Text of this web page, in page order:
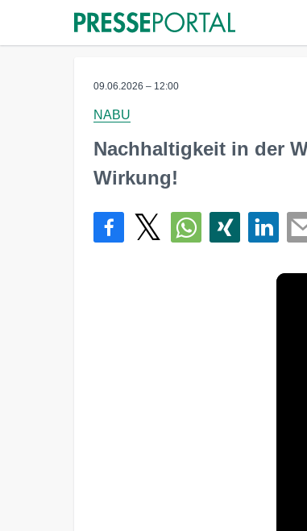
09.06.2026 – 12:00
NABU
Nachhaltigkeit in der
Wirkung!